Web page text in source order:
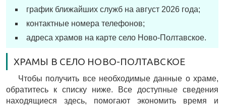
график ближайших служб на август 2026 года;
контактные номера телефонов;
адреса храмов на карте село Ново-Полтавское.
ХРАМЫ В СЕЛО НОВО-ПОЛТАВСКОЕ
Чтобы получить все необходимые данные о храме,
обратитесь к списку ниже. Все доступные сведения
находящиеся здесь, помогают экономить время и